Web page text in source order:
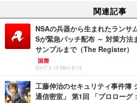
関連記事
NSAの兵器から生まれたランサ
Sが緊急パッチ配布 ～ 対策方法
サンプルまで（The Register）
国際
2017.5.15 Mon 8:15
工藤伸治のセキュリティ事件簿
通信密室」 第1回 「プロローグ